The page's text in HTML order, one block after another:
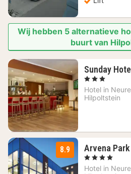
Wij hebben 5 alternatieve
buurt van
Sunday
, 3 Sterren
Hotel in
Hilpoltstein
8.9 Arvena Park
, 4 Sterren
Hotel in